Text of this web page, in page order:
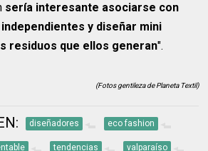
sería interesante asociarse con
y diseñar mini
residuos que ellos generan".
(Fotos gentileza de Planeta Textil)
diseñadores eco fashion
tendencias valparaíso